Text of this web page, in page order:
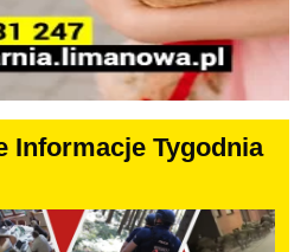
Informacje Tygodnia